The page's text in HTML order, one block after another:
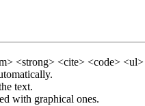
<strong> <cite> <code>
text.
with graphical ones.